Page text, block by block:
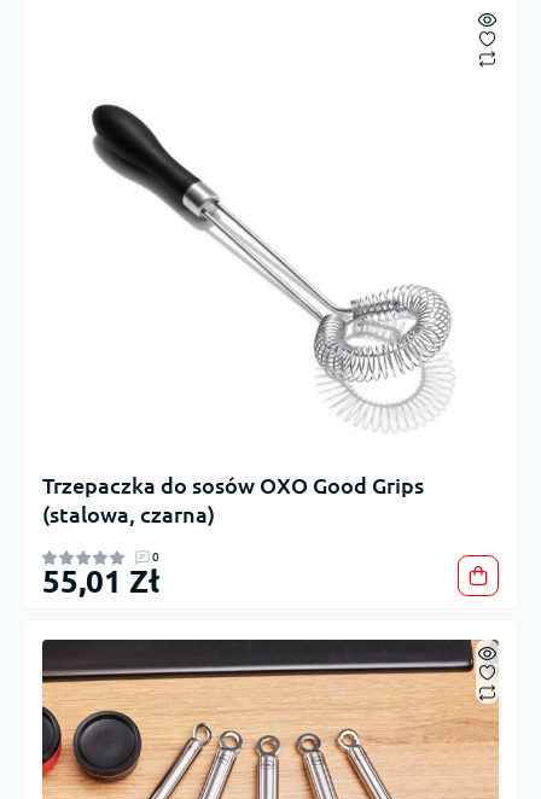
Trzepaczka do sosów OXO Good Grips
(stalowa, czarna)
0
55,01 Zł